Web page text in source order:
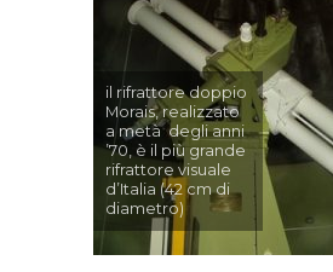
il rifrattore doppio
Morais, realizzato
a metà degli anni
’70, è il più grande
rifrattore visuale
d’Italia (42 cm di
diametro)